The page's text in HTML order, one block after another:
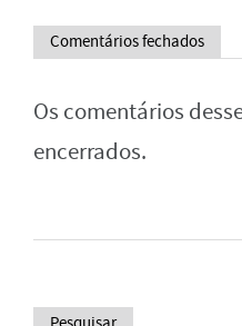
Comentários fechados
Os comentários
encerrados.